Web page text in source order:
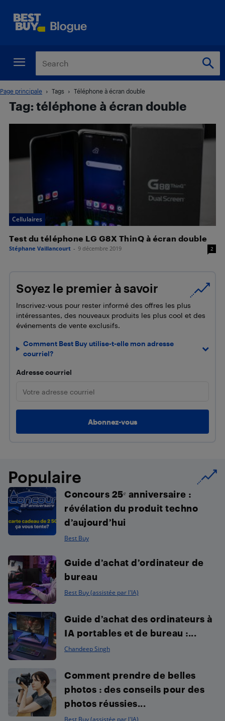
Page principale Tags Téléphone à écran double
Tag: téléphone à écran double
Cellulaires
Test du téléphone LG G8X ThinQ à écran double
Stéphane Vaillancourt - 9 décembre 2019 2
Soyez le premier à savoir
Inscrivez-vous pour rester informé des offres les plus
intéressantes, des nouveaux produits les plus cool et des
événements de vente exclusifs.
Comment Best Buy utilise-t-elle mon adresse
courriel?
Adresse courriel
Populaire
Concours 25ᵉ anniversaire :
révélation du produit techno
d’aujourd’hui
Best Buy
Guide d’achat d’ordinateur de
bureau
Best Buy (assistée par l'IA)
Guide d’achat des ordinateurs à
IA portables et de bureau :...
Chandeep Singh
Comment prendre de belles
photos : des conseils pour des
photos réussies...